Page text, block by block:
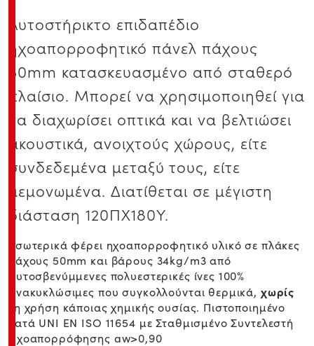
Αυτοστήρικτο επιδαπέδιο
ηχοαπορροφητικό πάνελ πάχους
50mm κατασκευασμένο από σταθερό
πλαίσιο. Μπορεί να χρησιμοποιηθεί για
να διαχωρίσει οπτικά και να βελτιώσει
ακουστικά, ανοιχτούς χώρους, είτε
συνδεδεμένα μεταξύ τους, είτε
μεμονωμένα. Διατίθεται σε μέγιστη
διάσταση 120ΠΧ180Y.
Εσωτερικά φέρει ηχοαπορροφητικό υλικό σε πλάκες
πάχους 50mm και βάρους 34kg/m3 από
αυτοσβενύμμενες πολυεστερικές ίνες 100%
ανακυκλώσιμες που συγκολλούνται θερμικά, χωρίς
τη χρήση κάποιας χημικής ουσίας. Πιστοποιημένο
κατά UNI EN ISO 11654 με Σταθμισμένο Συντελεστή
Ηχοαπορρόφησης aw>0,90